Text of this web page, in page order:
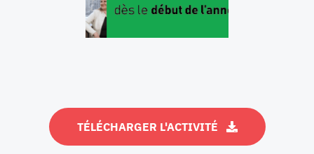
TÉLÉCHARGER L'ACTIVITÉ